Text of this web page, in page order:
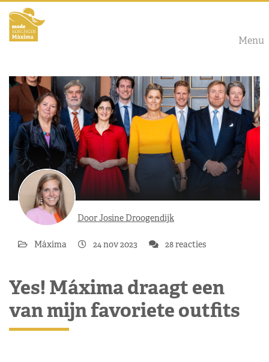
Menu
Door Josine Droogendijk
Máxima 24 nov 2023 28 reacties
Yes! Máxima draagt een
van mijn favoriete outfits